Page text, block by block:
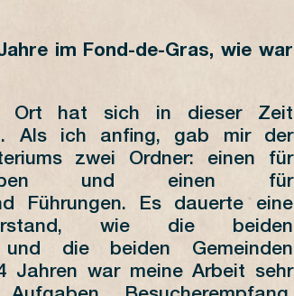
im Fond-de-Gras, wie war
Ort hat sich in dieser Zeit
Als ich anfing, gab mir der
zwei Ordner: einen für
und einen für
Führungen. Es dauerte eine
wie die beiden
und die beiden Gemeinden
Jahren war meine Arbeit sehr